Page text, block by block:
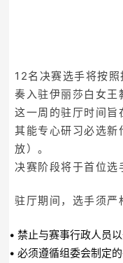
12名决赛选手将按
奏入驻伊丽莎白女王
这一周的驻厅时间旨
其能专心研习必选新
放）。
决赛阶段将于首位选
驻厅期间，选手须严
• 禁止与赛事行政人员以
• 必须遵循组委会制定的